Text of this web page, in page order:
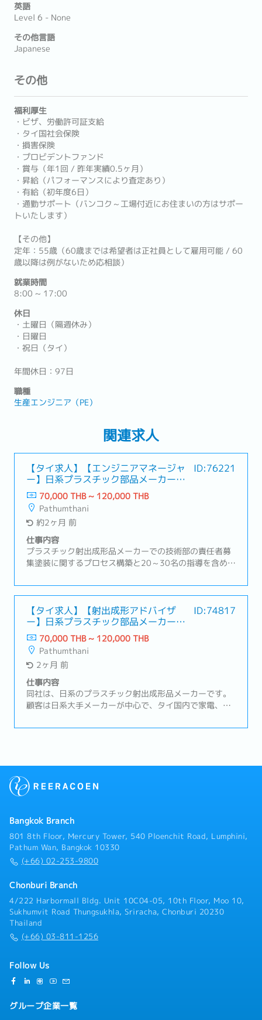
英語
Level 6 - None
その他言語
Japanese
その他
福利厚生
・ビザ、労働許可証支給
・タイ国社会保険
・損害保険
・プロビデントファンド
・賞与（年1回 / 昨年実績0.5ヶ月）
・昇給（パフォーマンスにより査定あり）
・有給（初年度6日）
・通勤サポート（バンコク～工場付近にお住まいの方はサポー
トいたします）
【その他】
定年：55歳（60歳までは希望者は正社員として雇用可能 / 60
歳以降は例がないため応相談）
就業時間
8:00 ~ 17:00
休日
・土曜日（隔週休み）
・日曜日
・祝日（タイ）
年間休日：97日
職種
生産エンジニア（PE）
関連求人
【タイ求人】【エンジニアマネージャ
ー】日系プラスチック部品メーカー
（駐在雇用の可能性あり）
ID:76221
70,000 THB ~ 120,000 THB
Pathumthani
約2ヶ月 前
仕事内容
プラスチック射出成形品メーカーでの技術部の責任者募
集塗装に関するプロセス構築と20～30名の指導を含めた
画を策定し、各担当スタッフに具体的な業務指示を行
う・経験のある人材とともに業務に取り組み、技術の継
承を行う・技術・技能レベルの向上を図る・業務指導お
よび作業観察を随時行う・塗料メーカー選定を行う・塗
料調色⇒色調サンプルと塗装品の色調確認を行う・生産
ラインへの塗装治具準備とトライアル確認を行う・塗装
方式決定および生産ラインでのトライアルと量産工程の
準備を行う・塗装条件の設定とコスト確認を行い、必要
に応じて改善を実施する・各工程別に塗装に関するQCD
の進捗取りまとめを行う
【タイ求人】【射出成形アドバイザ
ー】日系プラスチック部品メーカー
（日本本社はプライム上場！）
ID:74817
70,000 THB ~ 120,000 THB
Pathumthani
2ヶ月 前
仕事内容
同社は、日系のプラスチック射出成形品メーカーです。
顧客は日系大手メーカーが中心で、タイ国内で家電、
装部品等の製造を行っております。マグネシウム射出成
改善を支援・金型構造、成形条件、材料選定に関する技
整業務・新機種立ち上げにおける成形工程計画の立案・
よび確認・金型製作スケジュール管理および進捗フォロ
ー・金型トライ（T0・T1・T2）立ち会いおよび技術評
価・成形品の品質確認、顧客要求に基づく改善対応・現
地スタッフへの技術指導・育成補佐、技術継承の支援・
ート・その他、射出成形技術に関わる付随業務
Bangkok Branch
801 8th Floor, Mercury Tower, 540 Ploenchit Road, Lumphini,
Pathum Wan, Bangkok 10330
(+66) 02-253-9800
Chonburi Branch
4/222 Harbormall Bldg. Unit 10C04-05, 10th Floor, Moo 10,
Sukhumvit Road Thungsukhla, Sriracha, Chonburi 20230
Thailand
(+66) 03-811-1256
Follow Us
グループ企業一覧